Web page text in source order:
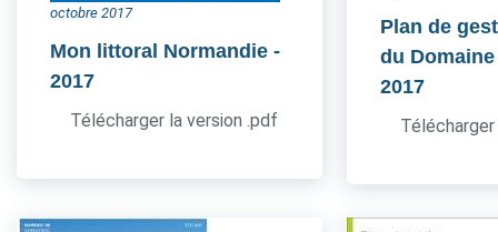
octobre 2017
Mon littoral Normandie -
2017
Télécharger la version .pdf
Plan de
du
2017